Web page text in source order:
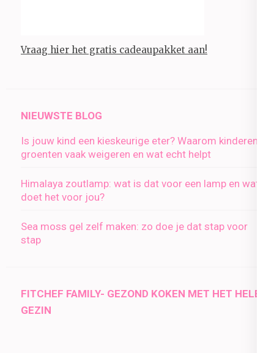
Vraag hier het gratis cadeaupakket aan!
NIEUWSTE BLOG
Is jouw kind een kieskeurige eter? Waarom kinderen
groenten vaak weigeren en wat echt helpt
Himalaya zoutlamp: wat is dat voor een lamp en wat
doet het voor jou?
Sea moss gel zelf maken: zo doe je dat stap voor
stap
FITCHEF FAMILY- GEZOND KOKEN MET HET HELE
GEZIN